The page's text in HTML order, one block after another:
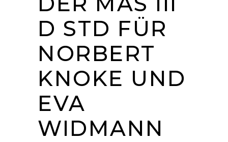
D STD FÜR
NORBERT
KNOKE UND
EVA
WIDMANN